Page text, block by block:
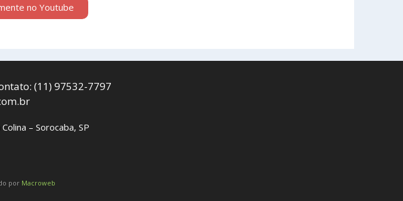
no Youtube
(11) 97532-7797
– Sorocaba, SP
por Macroweb